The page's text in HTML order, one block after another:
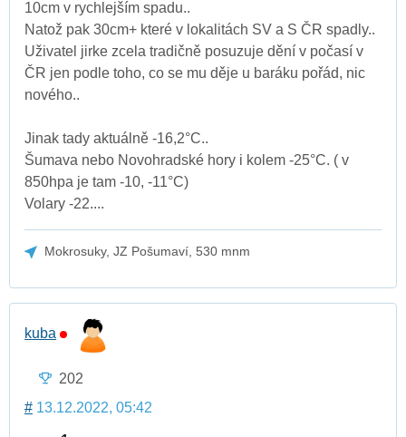
10cm v rychlejším spadu..
Natož pak 30cm+ které v lokalitách SV a S ČR spadly..
Uživatel jirke zcela tradičně posuzuje dění v počasí v
ČR jen podle toho, co se mu děje u baráku pořád, nic
nového..
Jinak tady aktuálně -16,2°C..
Šumava nebo Novohradské hory i kolem -25°C. ( v
850hpa je tam -10, -11°C)
Volary -22....
Mokrosuky, JZ Pošumaví, 530 mnm
kuba
202
# 13.12.2022, 05:42